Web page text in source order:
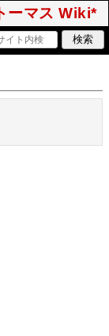
ーマス Wiki*